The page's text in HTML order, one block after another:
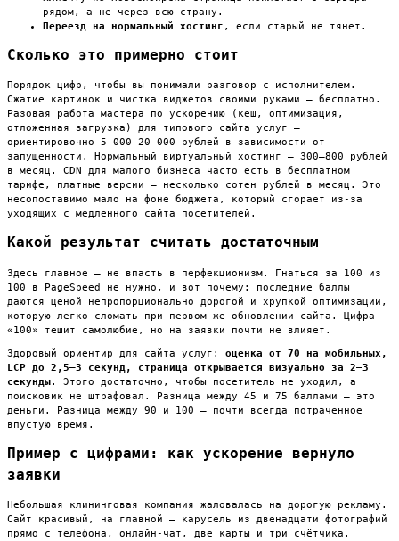
рядом, а не через всю страну.
Переезд на нормальный хостинг , если старый не тянет.
Сколько это примерно стоит
Порядок цифр, чтобы вы понимали разговор с исполнителем.
Сжатие картинок и чистка виджетов своими руками — бесплатно.
Разовая работа мастера по ускорению (кеш, оптимизация,
отложенная загрузка) для типового сайта услуг —
ориентировочно 5 000–20 000 рублей в зависимости от
запущенности. Нормальный виртуальный хостинг — 300–800 рублей
в месяц. CDN для малого бизнеса часто есть в бесплатном
тарифе, платные версии — несколько сотен рублей в месяц. Это
несопоставимо мало на фоне бюджета, который сгорает из-за
уходящих с медленного сайта посетителей.
Какой результат считать достаточным
Здесь главное — не впасть в перфекционизм. Гнаться за 100 из
100 в PageSpeed не нужно, и вот почему: последние баллы
даются ценой непропорционально дорогой и хрупкой оптимизации,
которую легко сломать при первом же обновлении сайта. Цифра
«100» тешит самолюбие, но на заявки почти не влияет.
Здоровый ориентир для сайта услуг: оценка от 70 на мобильных,
LCP до 2,5–3 секунд, страница открывается визуально за 2–3
секунды. Этого достаточно, чтобы посетитель не уходил, а
поисковик не штрафовал. Разница между 45 и 75 баллами — это
деньги. Разница между 90 и 100 — почти всегда потраченное
впустую время.
Пример с цифрами: как ускорение вернуло
заявки
Небольшая клининговая компания жаловалась на дорогую рекламу.
Сайт красивый, на главной — карусель из двенадцати фотографий
прямо с телефона, онлайн-чат, две карты и три счётчика.